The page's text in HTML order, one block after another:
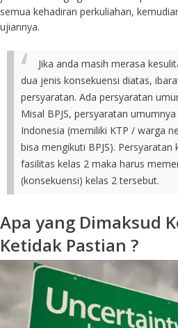
semua kehadiran perkuliahan,
ujiannya.
Jika anda masih merasa
dua jenis konsekuensi diatas,
persyaratan. Ada persyaratan
Misal BPJS, persyaratan
Indonesia (memiliki KTP / warga
bisa mengikuti BPJS). Persyaratan
fasilitas kelas 2 maka harus
(konsekuensi) kelas 2 tersebut.
Apa yang Dimaksud
Ketidak Pastian ?